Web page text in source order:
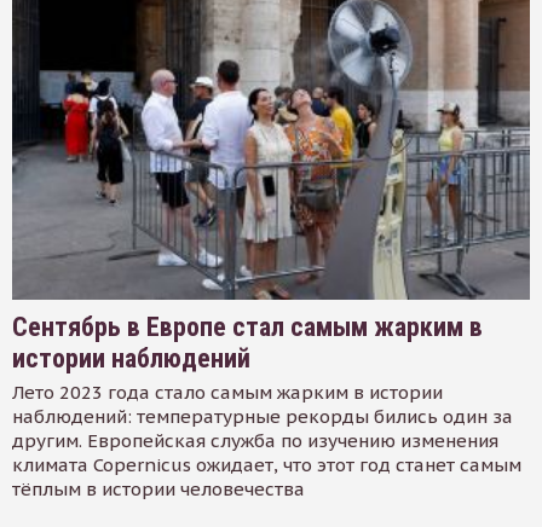
Сентябрь в Европе стал самым жарким в
истории наблюдений
Лето 2023 года стало самым жарким в истории
наблюдений: температурные рекорды бились один за
другим. Европейская служба по изучению изменения
климата Copernicus ожидает, что этот год станет самым
тёплым в истории человечества